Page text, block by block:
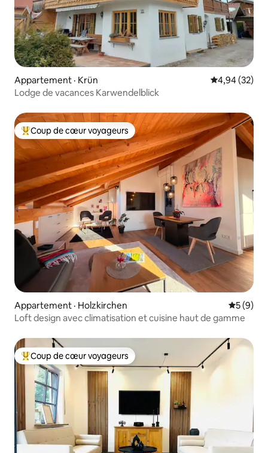
Appartement · Krün Note
4,94 (32)
Lodge de vacances Karwendelblick
Coup de cœur voyageurs parmi les plus aimés
Coup de cœur voyageurs
Appartement · Holzkirchen Note
5 (9)
Loft design avec climatisation et cuisine haut de gamme
Coup de cœur voyageurs parmi les plus aimés
Coup de cœur voyageurs